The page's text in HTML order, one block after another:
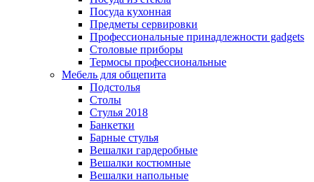
Посуда кухонная
Предметы сервировки
Профессиональные принадлежности gadgets
Столовые приборы
Термосы профессиональные
Мебель для общепита
Подстолья
Столы
Стулья 2018
Банкетки
Барные стулья
Вешалки гардеробные
Вешалки костюмные
Вешалки напольные